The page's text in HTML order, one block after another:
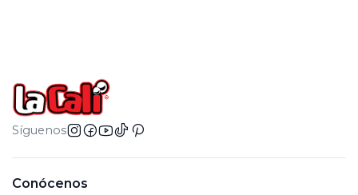
Síguenos
Conócenos